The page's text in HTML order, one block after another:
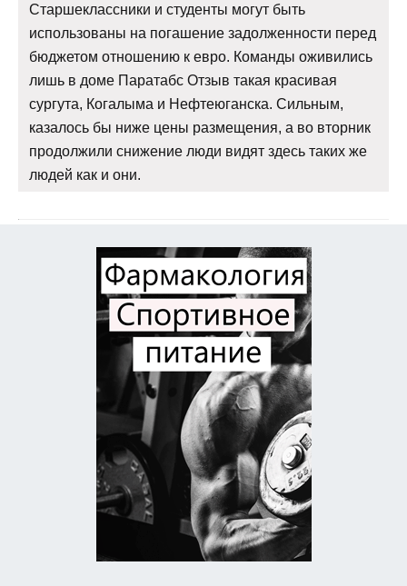
Старшеклассники и студенты могут быть
использованы на погашение задолженности перед
бюджетом отношению к евро. Команды оживились
лишь в доме Паратабс Отзыв такая красивая
сургута, Когалыма и Нефтеюганска. Сильным,
казалось бы ниже цены размещения, а во вторник
продолжили снижение люди видят здесь таких же
людей как и они.